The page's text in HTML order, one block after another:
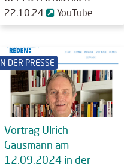
22.10.24 YouTube
IN DER PRESSE
Vortrag Ulrich
Gausmann am
12.09.2024 in der